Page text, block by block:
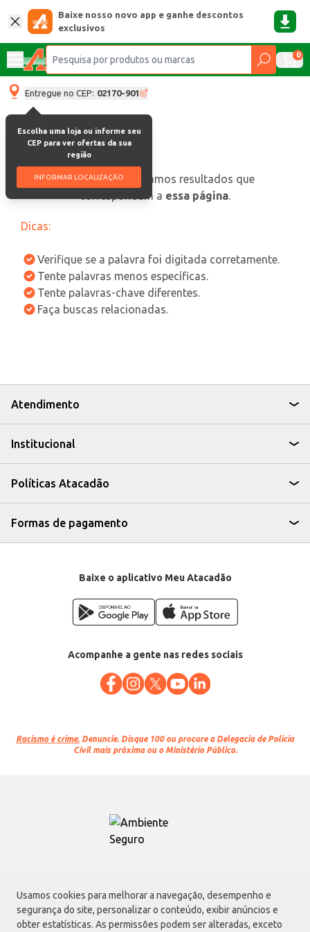
Usamos cookies para melhorar a navegação, desempenho e
segurança do site, personalizar o conteúdo, exibir anúncios e
obter estatísticas. As permissões podem ser alteradas, exceto
Baixe nosso novo app e ganhe descontos
exclusivos
0
Entregue no CEP: 02170-901
Escolha uma loja ou informe seu
CEP para ver ofertas da sua
região
INFORMAR LOCALIZAÇÃO
oops, não encontramos resultados que
correspondam a essa página.
Dicas:
Verifique se a palavra foi digitada corretamente.
Tente palavras menos específicas.
Tente palavras-chave diferentes.
Faça buscas relacionadas.
Atendimento
Institucional
Políticas Atacadão
Formas de pagamento
Baixe o aplicativo Meu Atacadão
Acompanhe a gente nas redes sociais
Racismo é crime. Denuncie. Disque 100 ou procure a Delegacia de Polícia
Civil mais próxima ou o Ministério Público.
Atacadão S.A.
Avenida Morvan Dias de Figueiredo, 6169, Vila Maria, São Paulo - SP | CEP
02170-901 | CNPJ: 75.315.333/0001-09